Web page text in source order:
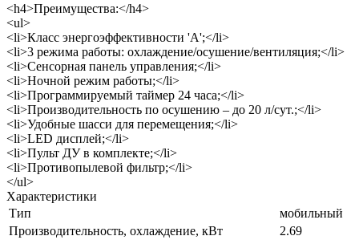
<h4>Преимущества:</h4>
<ul>
<li>Класс энергоэффективности 'А';</li>
<li>3 режима работы: охлаждение/осушение/вентиляция;</li>
<li>Сенсорная панель управления;</li>
<li>Ночной режим работы;</li>
<li>Программируемый таймер 24 часа;</li>
<li>Производительность по осушению – до 20 л/сут.;</li>
<li>Удобные шасси для перемещения;</li>
<li>LED дисплей;</li>
<li>Пульт ДУ в комплекте;</li>
<li>Противопылевой фильтр;</li>
</ul>
Характеристики
Тип
мобильный
Производительность, охлаждение, кВт
2.69